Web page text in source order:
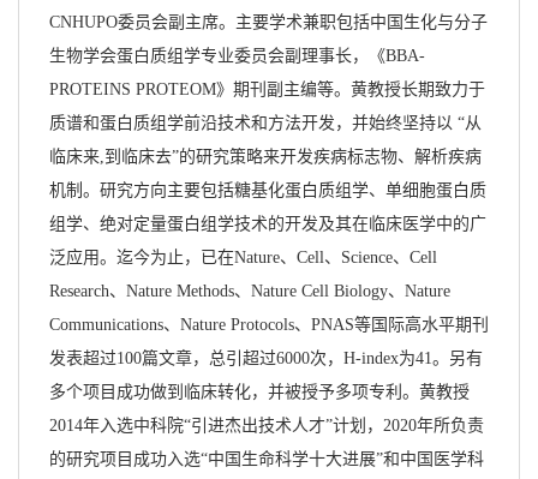
CNHUPO委员会副主席。主要学术兼职包括中国生化与分子
生物学会蛋白质组学专业委员会副理事长，《BBA-
PROTEINS PROTEOM》期刊副主编等。黄教授长期致力于
质谱和蛋白质组学前沿技术和方法开发，并始终坚持以 “从
临床来,到临床去”的研究策略来开发疾病标志物、解析疾病
机制。研究方向主要包括糖基化蛋白质组学、单细胞蛋白质
组学、绝对定量蛋白组学技术的开发及其在临床医学中的广
泛应用。迄今为止，已在Nature、Cell、Science、Cell
Research、Nature Methods、Nature Cell Biology、Nature
Communications、Nature Protocols、PNAS等国际高水平期刊
发表超过100篇文章，总引超过6000次，H-index为41。另有
多个项目成功做到临床转化，并被授予多项专利。黄教授
2014年入选中科院“引进杰出技术人才”计划，2020年所负责
的研究项目成功入选“中国生命科学十大进展”和中国医学科